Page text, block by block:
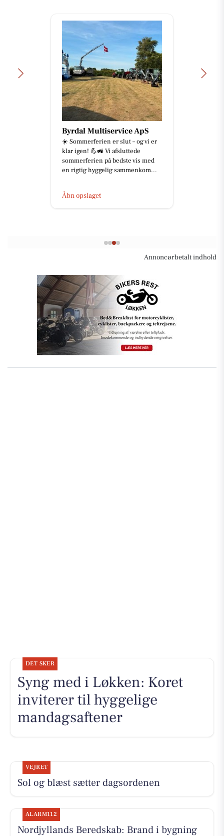
Byrdal Multiservice ApS
☀️ Sommerferien er slut – og vi er
klar igen! 💪🚜 Vi afsluttede
sommerferien på bedste vis med
en rigtig hyggelig sammenkom...
Åbn opslaget
Annoncørbetalt indhold
DET SKER
Syng med i Løkken: Koret
inviterer til hyggelige
mandagsaftener
VEJRET
Sol og blæst sætter dagsordenen
ALARM112
Nordjyllands Beredskab: Brand i bygning